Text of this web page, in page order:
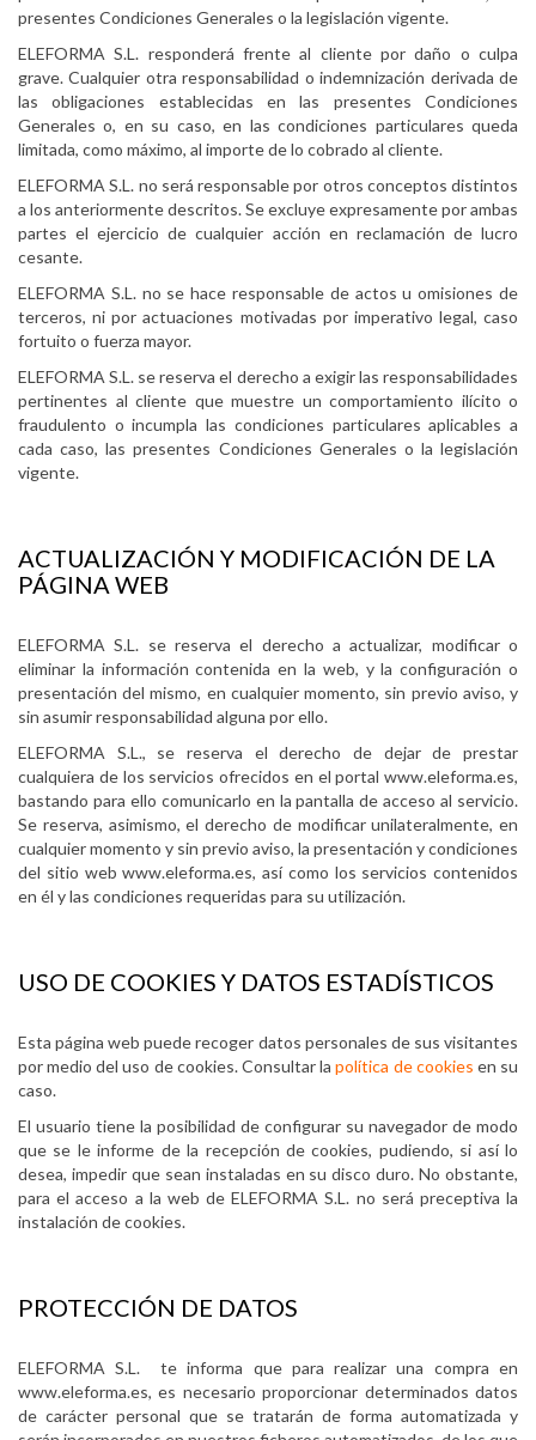
presentes Condiciones Generales o la legislación vigente.
ELEFORMA S.L. responderá frente al cliente por daño o culpa
grave. Cualquier otra responsabilidad o indemnización derivada de
las obligaciones establecidas en las presentes Condiciones
Generales o, en su caso, en las condiciones particulares queda
limitada, como máximo, al importe de lo cobrado al cliente.
ELEFORMA S.L. no será responsable por otros conceptos distintos
a los anteriormente descritos. Se excluye expresamente por ambas
partes el ejercicio de cualquier acción en reclamación de lucro
cesante.
ELEFORMA S.L. no se hace responsable de actos u omisiones de
terceros, ni por actuaciones motivadas por imperativo legal, caso
fortuito o fuerza mayor.
ELEFORMA S.L. se reserva el derecho a exigir las responsabilidades
pertinentes al cliente que muestre un comportamiento ilícito o
fraudulento o incumpla las condiciones particulares aplicables a
cada caso, las presentes Condiciones Generales o la legislación
vigente.
ACTUALIZACIÓN Y MODIFICACIÓN DE LA
PÁGINA WEB
ELEFORMA S.L. se reserva el derecho a actualizar, modificar o
eliminar la información contenida en la web, y la configuración o
presentación del mismo, en cualquier momento, sin previo aviso, y
sin asumir responsabilidad alguna por ello.
ELEFORMA S.L., se reserva el derecho de dejar de prestar
cualquiera de los servicios ofrecidos en el portal www.eleforma.es,
bastando para ello comunicarlo en la pantalla de acceso al servicio.
Se reserva, asimismo, el derecho de modificar unilateralmente, en
cualquier momento y sin previo aviso, la presentación y condiciones
del sitio web www.eleforma.es, así como los servicios contenidos
en él y las condiciones requeridas para su utilización.
USO DE COOKIES Y DATOS ESTADÍSTICOS
Esta página web puede recoger datos personales de sus visitantes
por medio del uso de cookies. Consultar lapolítica de cookies en su
caso.
El usuario tiene la posibilidad de configurar su navegador de modo
que se le informe de la recepción de cookies, pudiendo, si así lo
desea, impedir que sean instaladas en su disco duro. No obstante,
para el acceso a la web de ELEFORMA S.L. no será preceptiva la
instalación de cookies.
PROTECCIÓN DE DATOS
ELEFORMA S.L. te informa que para realizar una compra en
www.eleforma.es, es necesario proporcionar determinados datos
de carácter personal que se tratarán de forma automatizada y